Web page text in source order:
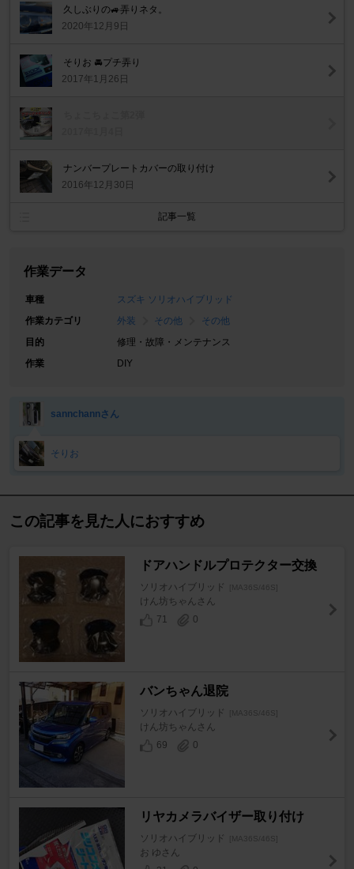
久しぶりの🚙弄りネタ。
2020年12月9日
そりお 🚘プチ弄り
2017年1月26日
ナンバープレートカバーの取り付け
2016年12月30日
記事一覧
作業データ
車種
スズキ ソリオハイブリッド
作業カテゴリ
外装 その他
その他
目的
修理・故障・メンテナンス
作業
DIY
sannchannさん
そりお
この記事を見た人におすすめ
ドアハンドルプロテクター交換
ソリオハイブリッド [MA36S/46S]
けん坊ちゃんさん
71
0
バンちゃん退院
ソリオハイブリッド [MA36S/46S]
けん坊ちゃんさん
69
0
リヤカメラバイザー取り付け
ソリオハイブリッド [MA36S/46S]
お ゆさん